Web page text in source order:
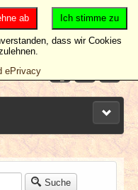
Suche
Ich stimme zu
ab
dass wir Cookies
ePrivacy